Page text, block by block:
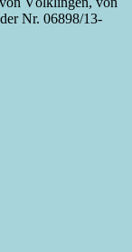
Nr. 06898/13-